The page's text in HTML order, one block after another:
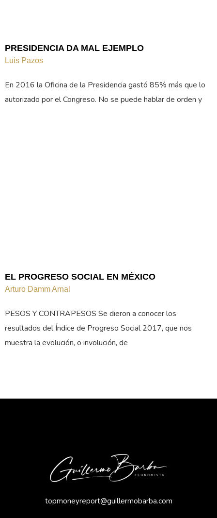
PRESIDENCIA DA MAL EJEMPLO
Luis Pazos
En 2016 la Oficina de la Presidencia gastó 85% más que lo
autorizado por el Congreso. No se puede hablar de orden y
EL PROGRESO SOCIAL EN MÉXICO
Arturo Damm Arnal
PESOS Y CONTRAPESOS Se dieron a conocer los
resultados del Índice de Progreso Social 2017, que nos
muestra la evolución, o involución, de
topmoneyreport@guillermobarba.com